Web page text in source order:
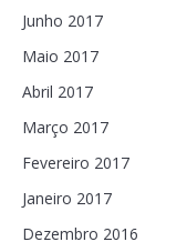
Junho 2017
Maio 2017
Abril 2017
Março 2017
Fevereiro 2017
Janeiro 2017
Dezembro 2016